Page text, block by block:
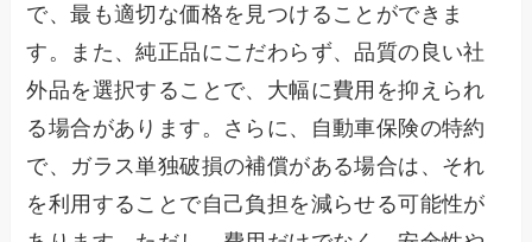
で、最も適切な価格を見つけることができま
す。また、純正品にこだわらず、品質の良い社
外品を選択することで、大幅に費用を抑えられ
る場合があります。さらに、自動車保険の特約
で、ガラス単独破損の補償がある場合は、それ
を利用することで自己負担を減らせる可能性が